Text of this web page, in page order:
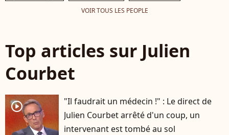
VOIR TOUS LES PEOPLE
Top articles sur Julien
Courbet
player2
"Il faudrait un médecin !" : Le direct de
Julien Courbet arrêté d'un coup, un
intervenant est tombé au sol